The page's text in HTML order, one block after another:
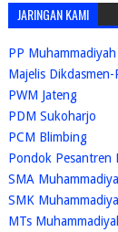
JARINGAN KAMI
PP Muhammadiyah
Majelis Dikdasmen-
PWM Jateng
PDM Sukoharjo
PCM Blimbing
Pondok Pesantren
SMA
SMK
MTs